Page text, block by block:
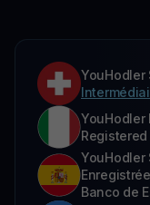
YouHodler
YouHodler
Registered
YouHodler
Banco de